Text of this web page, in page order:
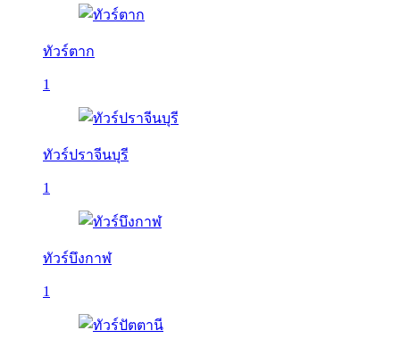
ทัวร์ตาก
1
ทัวร์ปราจีนบุรี
1
ทัวร์บึงกาฬ
1